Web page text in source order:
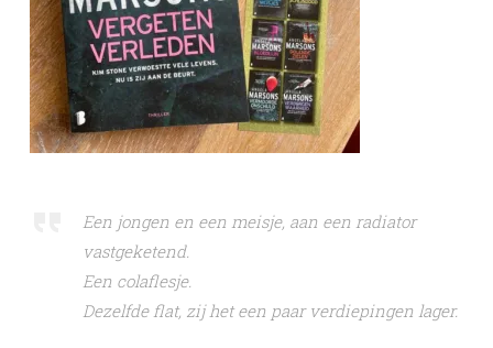
Een jongen en een meisje, aan een radiator
vastgeketend.
Een colaflesje.
Dezelfde flat, zij het een paar verdiepingen lager.